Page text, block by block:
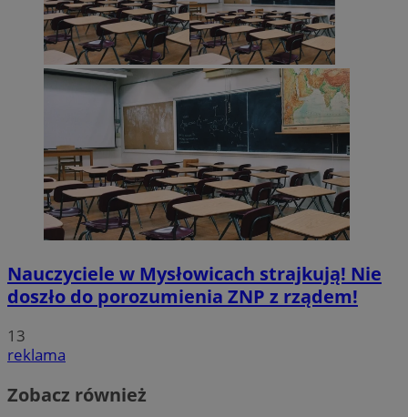
Nauczyciele w Mysłowicach strajkują! Nie
doszło do porozumienia ZNP z rządem!
13
reklama
Zobacz również